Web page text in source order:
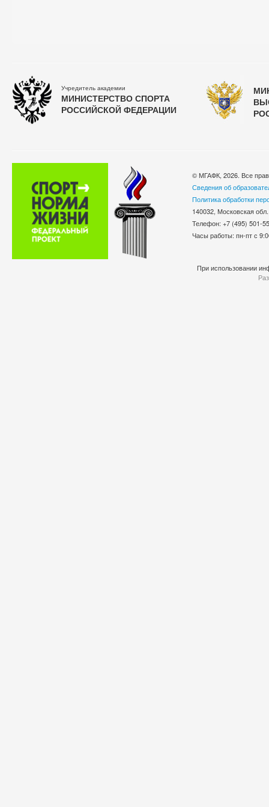
Учредитель академии
МИНИСТЕРСТВО СПОРТА
РОССИЙСКОЙ ФЕДЕРАЦИИ
© МГАФК, 2026. Все
Сведения об
Политика обработки
140032, Московская
Телефон: +7 (495)
Часы работы: пн-пт с
При использовании